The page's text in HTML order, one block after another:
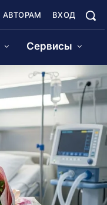
АВТОРАМ ВХОД
Сервисы